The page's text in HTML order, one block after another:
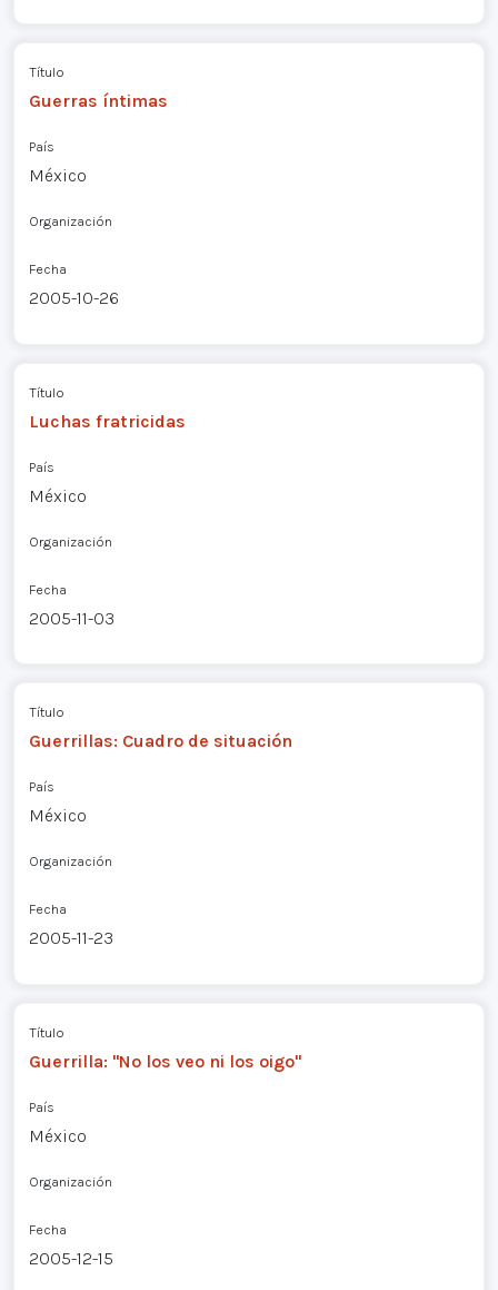
Título
Guerras íntimas
País
México
Organización
Fecha
2005-10-26
Título
Luchas fratricidas
País
México
Organización
Fecha
2005-11-03
Título
Guerrillas: Cuadro de situación
País
México
Organización
Fecha
2005-11-23
Título
Guerrilla: "No los veo ni los oigo"
País
México
Organización
Fecha
2005-12-15